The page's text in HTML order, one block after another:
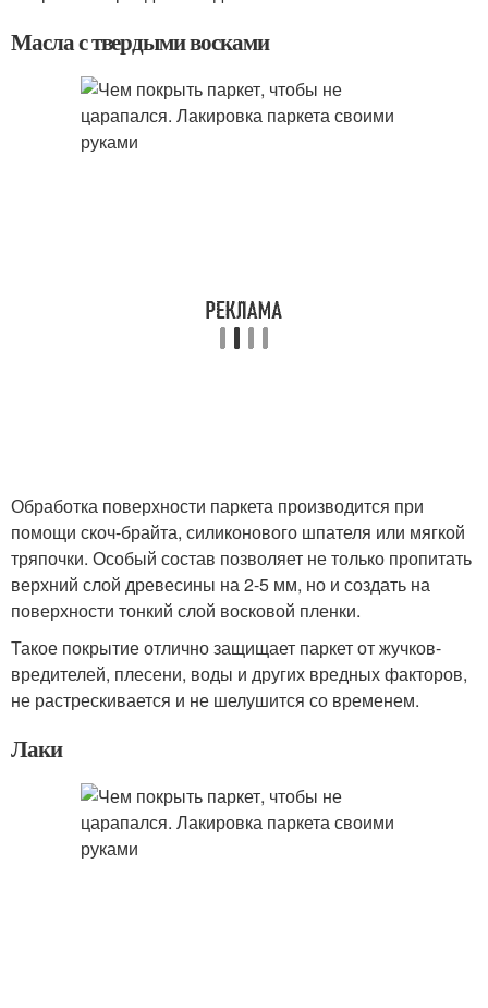
Масла с твердыми восками
Обработка поверхности паркета производится при
помощи скоч-брайта, силиконового шпателя или мягкой
тряпочки. Особый состав позволяет не только пропитать
верхний слой древесины на 2-5 мм, но и создать на
поверхности тонкий слой восковой пленки.
Такое покрытие отлично защищает паркет от жучков-
вредителей, плесени, воды и других вредных факторов,
не растрескивается и не шелушится со временем.
Лаки